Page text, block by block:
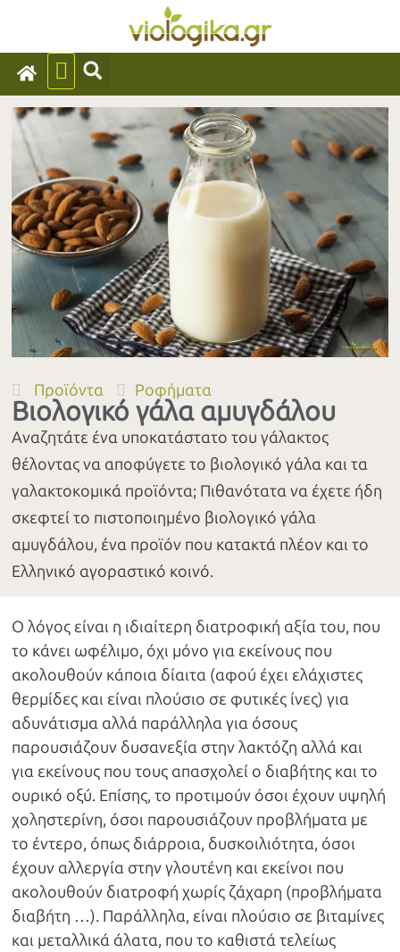
Προϊόντα Ροφήματα
Βιολογικό γάλα αμυγδάλου
Αναζητάτε ένα υποκατάστατο του γάλακτος
θέλοντας να αποφύγετε το βιολογικό γάλα και τα
γαλακτοκομικά προϊόντα; Πιθανότατα να έχετε ήδη
σκεφτεί το πιστοποιημένο βιολογικό γάλα
αμυγδάλου, ένα προϊόν που κατακτά πλέον και το
Ελληνικό αγοραστικό κοινό.
Ο λόγος είναι η ιδιαίτερη διατροφική αξία του, που
το κάνει ωφέλιμο, όχι μόνο για εκείνους που
ακολουθούν κάποια δίαιτα (αφού έχει ελάχιστες
θερμίδες και είναι πλούσιο σε φυτικές ίνες) για
αδυνάτισμα αλλά παράλληλα για όσους
παρουσιάζουν δυσανεξία στην λακτόζη αλλά και
για εκείνους που τους απασχολεί ο διαβήτης και το
ουρικό οξύ. Επίσης, το προτιμούν όσοι έχουν υψηλή
χοληστερίνη, όσοι παρουσιάζουν προβλήματα με
το έντερο, όπως διάρροια, δυσκοιλιότητα, όσοι
έχουν αλλεργία στην γλουτένη και εκείνοι που
ακολουθούν διατροφή χωρίς ζάχαρη (προβλήματα
διαβήτη …). Παράλληλα, είναι πλούσιο σε βιταμίνες
και μεταλλικά άλατα, που το καθιστά τελείως